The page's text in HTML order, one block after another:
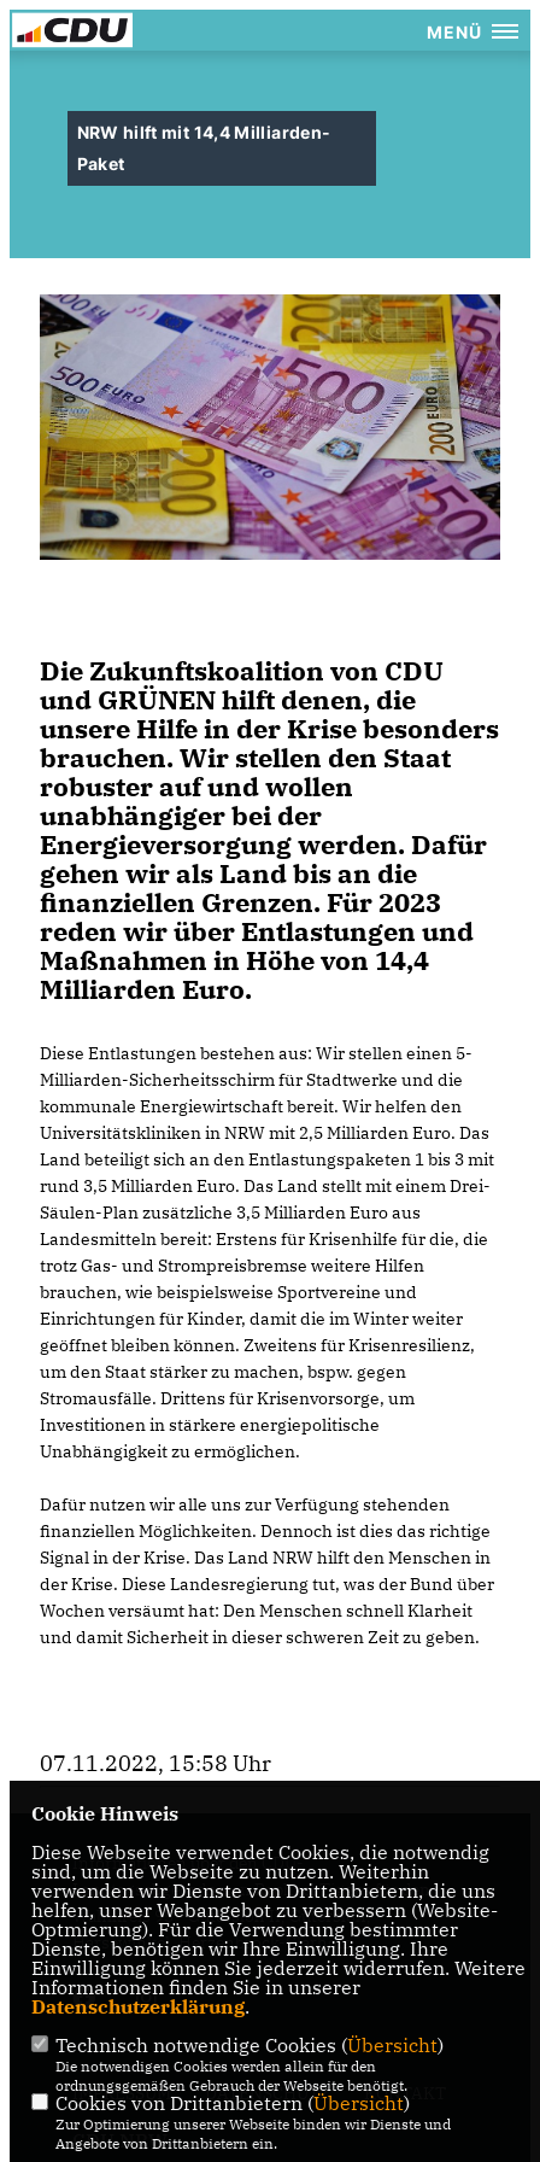
MENÜ
NRW hilft mit 14,4 Milliarden-
Paket
Die Zukunftskoalition von CDU
und GRÜNEN hilft denen, die
unsere Hilfe in der Krise besonders
brauchen. Wir stellen den Staat
robuster auf und wollen
unabhängiger bei der
Energieversorgung werden. Dafür
gehen wir als Land bis an die
finanziellen Grenzen. Für 2023
reden wir über Entlastungen und
Maßnahmen in Höhe von 14,4
Milliarden Euro.
Diese Entlastungen bestehen aus: Wir stellen einen 5-
Milliarden-Sicherheitsschirm für Stadtwerke und die
kommunale Energiewirtschaft bereit. Wir helfen den
Universitätskliniken in NRW mit 2,5 Milliarden Euro. Das
Land beteiligt sich an den Entlastungspaketen 1 bis 3 mit
rund 3,5 Milliarden Euro. Das Land stellt mit einem Drei-
Säulen-Plan zusätzliche 3,5 Milliarden Euro aus
Landesmitteln bereit: Erstens für Krisenhilfe für die, die
trotz Gas- und Strompreisbremse weitere Hilfen
brauchen, wie beispielsweise Sportvereine und
Einrichtungen für Kinder, damit die im Winter weiter
geöffnet bleiben können. Zweitens für Krisenresilienz,
um den Staat stärker zu machen, bspw. gegen
Stromausfälle. Drittens für Krisenvorsorge, um
Investitionen in stärkere energiepolitische
Unabhängigkeit zu ermöglichen.
Dafür nutzen wir alle uns zur Verfügung stehenden
finanziellen Möglichkeiten. Dennoch ist dies das richtige
Signal in der Krise. Das Land NRW hilft den Menschen in
der Krise. Diese Landesregierung tut, was der Bund über
Wochen versäumt hat: Den Menschen schnell Klarheit
und damit Sicherheit in dieser schweren Zeit zu geben.
07.11.2022, 15:58 Uhr
Informationen über den CDU-
Landtagsabgeordneten Raphael Tigges für den
Wahlkreis 95 - Gütersloh II, Gütersloh,
Harsewinkel, Herzenbrock-Clarholz
IMPRESSUM DATENSCHUTZ KONTAKT
CDU NRW
Cookie Hinweis
Diese Webseite verwendet Cookies, die notwendig
sind, um die Webseite zu nutzen. Weiterhin
verwenden wir Dienste von Drittanbietern, die uns
helfen, unser Webangebot zu verbessern (Website-
Optmierung). Für die Verwendung bestimmter
Dienste, benötigen wir Ihre Einwilligung. Ihre
Einwilligung können Sie jederzeit widerrufen. Weitere
Informationen finden Sie in unserer
Datenschutzerklärung.
Technisch notwendige Cookies (Übersicht)
Die notwendigen Cookies werden allein für den
ordnungsgemäßen Gebrauch der Webseite benötigt.
Cookies von Drittanbietern (Übersicht)
Zur Optimierung unserer Webseite binden wir Dienste und
Angebote von Drittanbietern ein.